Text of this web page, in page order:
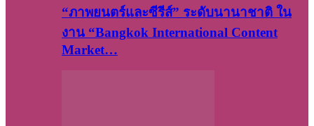
“ภาพยนตร์และซีรีส์” ระดับนานาชาติ ใน
งาน “Bangkok International Content
Market…